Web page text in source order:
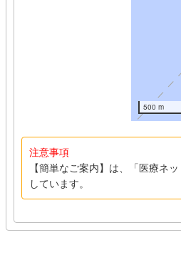
500 m
注意事項
【簡単なご案内】は、「医療ネ
しています。